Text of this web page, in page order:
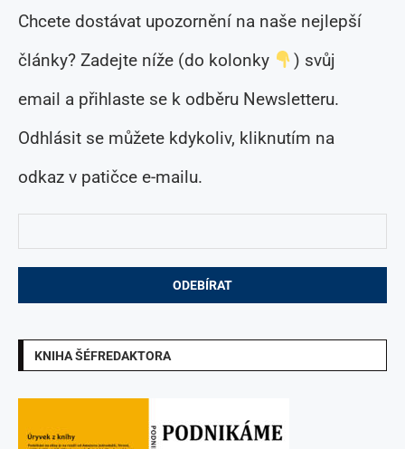
Chcete dostávat upozornění na naše nejlepší
články? Zadejte níže (do kolonky
) svůj
email a přihlaste se k odběru Newsletteru.
Odhlásit se můžete kdykoliv, kliknutím na
odkaz v patičce e-mailu.
KNIHA ŠÉFREDAKTORA